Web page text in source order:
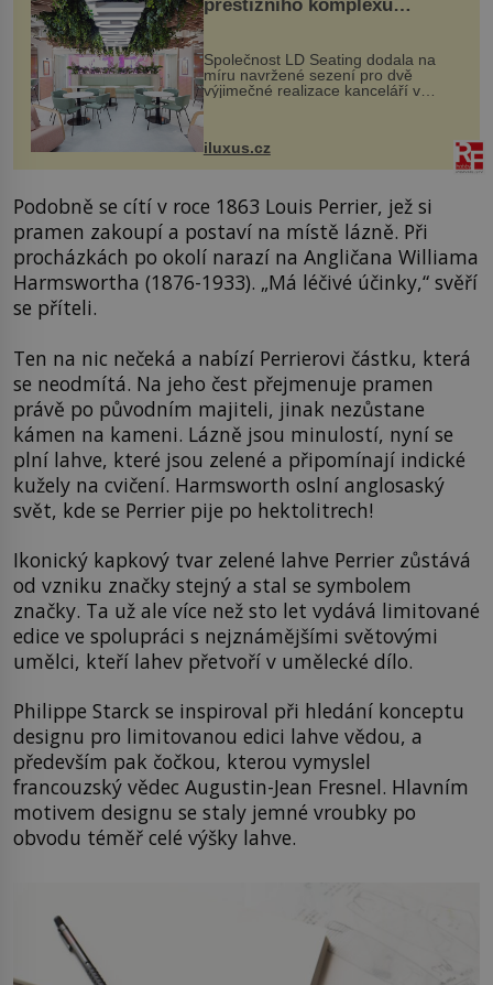
prestižního komplexu
MediaCityUK v Salfordu
Společnost LD Seating dodala na
míru navržené sezení pro dvě
výjimečné realizace kanceláří v
areálu MediaCityUK v anglickém
budov Media...
iluxus.cz
Podobně se cítí v roce 1863 Louis Perrier, jež si
pramen zakoupí a postaví na místě lázně. Při
procházkách po okolí narazí na Angličana Williama
Harmswortha (1876-1933). „Má léčivé účinky,“ svěří
se příteli.
Ten na nic nečeká a nabízí Perrierovi částku, která
se neodmítá. Na jeho čest přejmenuje pramen
právě po původním majiteli, jinak nezůstane
kámen na kameni. Lázně jsou minulostí, nyní se
plní lahve, které jsou zelené a připomínají indické
kužely na cvičení. Harmsworth oslní anglosaský
svět, kde se Perrier pije po hektolitrech!
Ikonický kapkový tvar zelené lahve Perrier zůstává
od vzniku značky stejný a stal se symbolem
značky. Ta už ale více než sto let vydává limitované
edice ve spolupráci s nejznámějšími světovými
umělci, kteří lahev přetvoří v umělecké dílo.
Philippe Starck se inspiroval při hledání konceptu
designu pro limitovanou edici lahve vědou, a
především pak čočkou, kterou vymyslel
francouzský vědec Augustin-Jean Fresnel. Hlavním
motivem designu se staly jemné vroubky po
obvodu téměř celé výšky lahve.